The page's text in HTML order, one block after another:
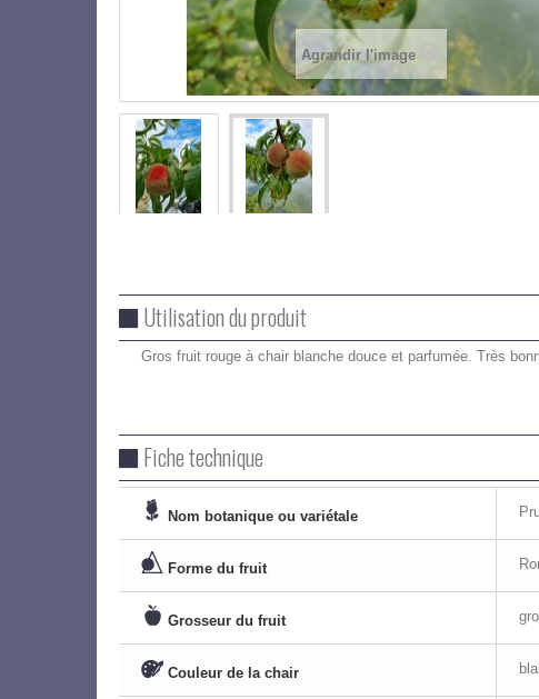
Agrandir l'image
Utilisation du produit
Gros fruit rouge à chair blanche douce et parfumée. Très
Fiche technique
Nom botanique ou variétale
Forme du fruit
Grosseur du fruit
Couleur de la chair